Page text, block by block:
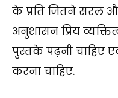
के प्रति जितने सरल
अनुशासन प्रिय
पुस्तके पढ़नी चाहिए
करना चाहिए.